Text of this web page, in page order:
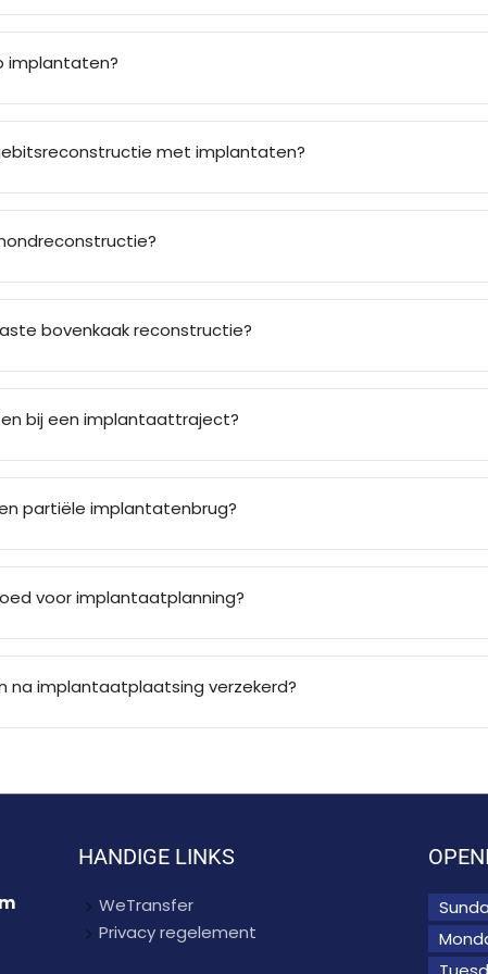
implantaten?
met implantaten?
bovenkaak reconstructie?
bij een implantaattraject?
partiële implantatenbrug?
voor implantaatplanning?
na implantaatplaatsing verzekerd?
HANDIGE LINKS
WeTransfer
Privacy regelement